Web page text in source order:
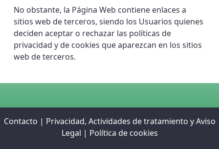
No obstante, la Página Web contiene enlaces a
sitios web de terceros, siendo los Usuarios quienes
deciden aceptar o rechazar las políticas de
privacidad y de cookies que aparezcan en los sitios
web de terceros.
Contacto | Privacidad, Actividades de tratamiento y Aviso
Legal | Política de cookies